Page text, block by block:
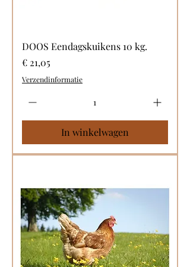
DOOS Eendagskuikens 10 kg.
Prijs
€ 21,05
Verzendinformatie
In winkelwagen